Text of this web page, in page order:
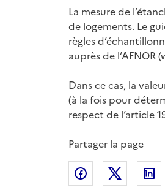
La mesure de
de logements. Le
règles
auprès de l’AFNOR (
Dans ce cas, la
(à la fois pour
respect de l’article
Partager la page
Partager sur